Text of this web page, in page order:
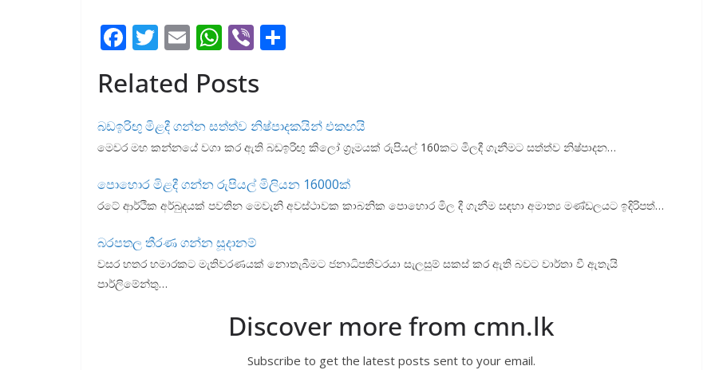
F
e
b
o
k
T
itt
er
E
ai
l
W
at
s
A
p
Vi
er
Related Posts
බඩඉරිඟු මිළදී ගන්න සත්ත්ව නිෂ්පාදකයින් එකඟයි
මෙවර මහ කන්නයේ වගා කර ඇති බඩඉරිඟු කිලෝ ග්‍රෑමයක් රුපියල් 160කට මිලදී ගැනීමට සත්ත්ව නිෂ්පාදන…
පොහොර මිළදී ගන්න රුපියල් මිලියන 16000ක්
රටේ ආර්ථික අර්බුදයක් පවතින මෙවැනි අවස්ථාවක කාබනික පොහොර මිල දී ගැනීම සඳහා අමාත්‍ය මණ්ඩලයට ඉදිරිපත්…
බරපතල තීරණ ගන්න සූදානම්
වසර හතර හමාරකට මැතිවරණයක් නොතැබීමට ජනාධිපතිවරයා සැලසුම් සකස් කර ඇති බවට වාර්තා වී ඇතැයි
පාර්ලිමේන්තු…
Discover more from cmn.lk
Subscribe to get the latest posts sent to your email.